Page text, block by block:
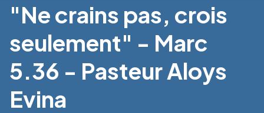
"Ne crains pas, crois
seulement" - Marc
5.36 - Pasteur Aloys
Evina